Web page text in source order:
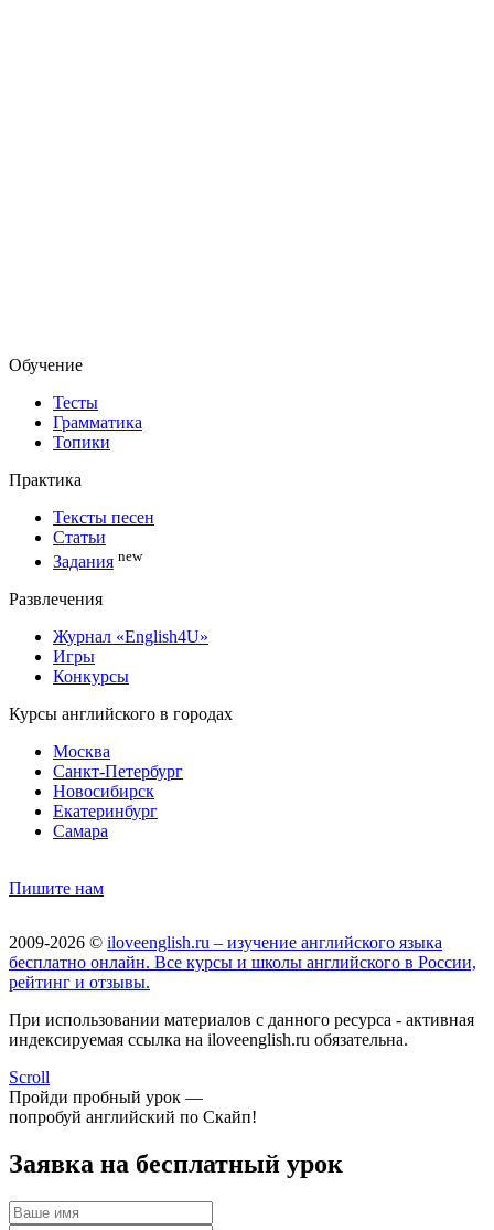
Обучение
Тесты
Грамматика
Топики
Практика
Тексты песен
Статьи
Задания new
Развлечения
Журнал «English4U»
Игры
Конкурсы
Курсы английского в городах
Москва
Санкт-Петербург
Новосибирск
Екатеринбург
Самара
Пишите нам
2009-2026 © iloveenglish.ru – изучение английского языка
бесплатно онлайн. Все курсы и школы английского в России,
рейтинг и отзывы.
При использовании материалов с данного ресурса - активная
индексируемая ссылка на iloveenglish.ru обязательна.
Scroll
Пройди пробный урок —
попробуй английский по Скайп!
Заявка на бесплатный урок